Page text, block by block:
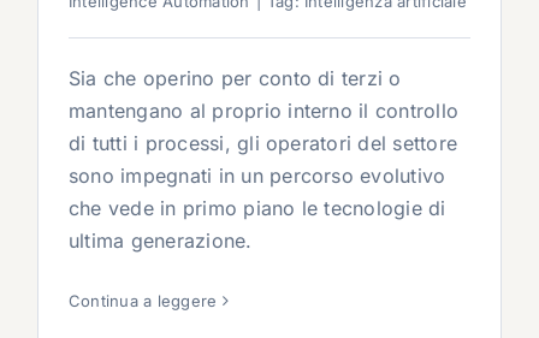
Sia che operino per conto di terzi o
mantengano al proprio interno il controllo
di tutti i processi, gli operatori del settore
sono impegnati in un percorso evolutivo
che vede in primo piano le tecnologie di
ultima generazione.
Continua a leggere